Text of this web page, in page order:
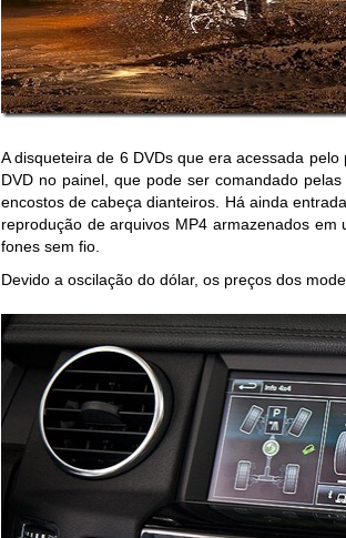
A disqueteira de 6 DVDs que era acessada
DVD no painel, que pode ser comandado
encostos de cabeça dianteiros. Há ainda
reprodução de arquivos MP4 armazenados
fones sem fio.
Devido a oscilação do dólar, os preços dos